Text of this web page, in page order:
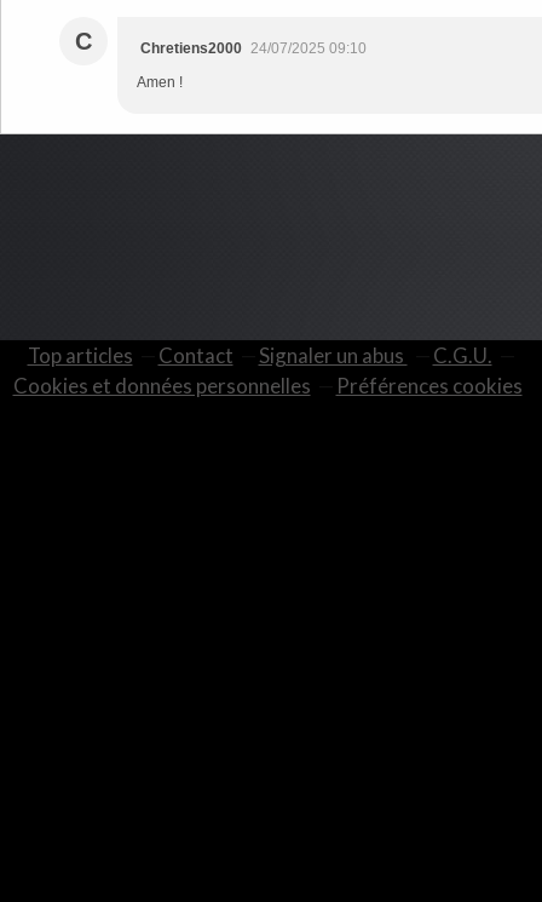
C Chretiens2000 24/07/2025 09:10
Amen !
Top articles Contact Signaler un abus
C.G.U.
Cookies et données personnelles
Préférences cookies